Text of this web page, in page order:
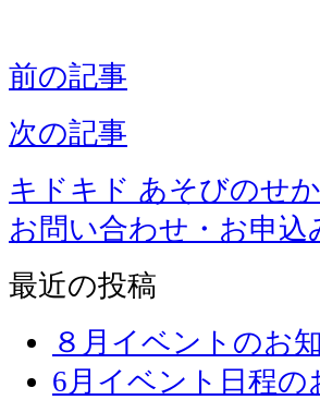
前の記事
次の記事
キドキド あそびのせ
お問い合わせ・お申
最近の投稿
８月イベントのお
6月イベント日程の